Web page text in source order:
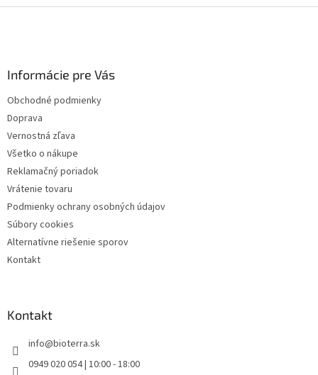
Informácie pre Vás
Obchodné podmienky
Doprava
Vernostná zľava
Všetko o nákupe
Reklamačný poriadok
Vrátenie tovaru
Podmienky ochrany osobných údajov
Súbory cookies
Alternatívne riešenie sporov
Kontakt
Kontakt
info@bioterra.sk
0949 020 054 | 10:00 - 18:00